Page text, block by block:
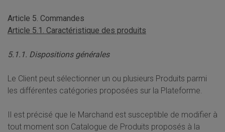
Article 5. Commandes
Article 5.1. Caractéristique des produits
5.1.1. Dispositions générales
Le Client peut sélectionner un ou plusieurs Produits parmi
les différentes catégories proposées sur la Plateforme.
Il est précisé que le Marchand est susceptible de modifier à
tout moment son Catalogue de Produits proposés à la